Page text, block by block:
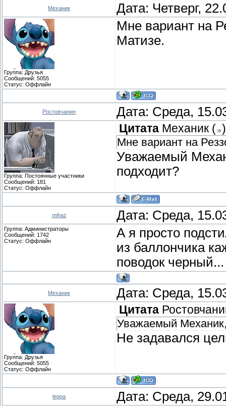
Механик Дата: Четверг,
Группа: Друзья
Сообщений: 5055
Статус: Оффлайн
Мне вариант на
Матизе.
Ростовчанин Дата: Среда,
Группа: Постоянные участники
Сообщений: 181
Статус: Оффлайн
Цитата Механик ( )
Мне вариант на
Уважаемый
подходит?
mihaz Дата: Среда,
Группа: Администраторы
Сообщений: 1742
Статус: Оффлайн
А я просто
из баллончика
поводок черный...
Механик Дата: Среда,
Группа: Друзья
Сообщений: 5055
Статус: Оффлайн
Цитата
Уважаемый
Не задавался
leppa Дата: Среда,